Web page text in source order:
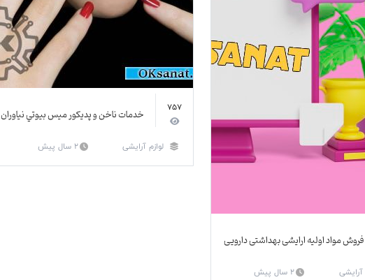
فروش مواد اولیه ارایشی بهداشتی دارویی
آرایشی 2 سال پیش
757 خدمات ناخن و پديكور ميس بيوتي نياوران
لوازم آرایشی 2 سال پیش